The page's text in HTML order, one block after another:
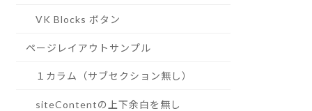
VK Blocks ボタン
ページレイアウトサンプル
１カラム（サブセクション無し）
siteContentの上下余白を無し